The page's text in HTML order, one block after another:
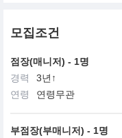
모집조건
점장(매니저) - 1명
경력
3년↑
연령
연령무관
부점장(부매니저) - 1명